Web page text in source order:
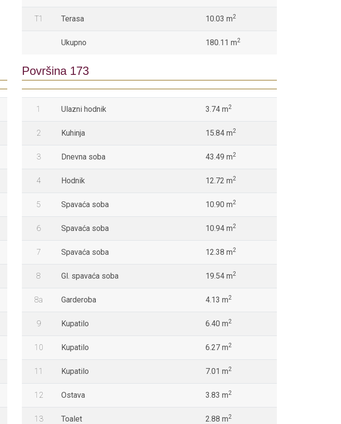
T1 Terasa 10.03 m2
Ukupno 180.11 m2
Površina 173
1 Ulazni hodnik 3.74 m2
2 Kuhinja 15.84 m2
3 Dnevna soba 43.49 m2
4 Hodnik 12.72 m2
5 Spavaća soba 10.90 m2
6 Spavaća soba 10.94 m2
7 Spavaća soba 12.38 m2
8 Gl. spavaća soba 19.54 m2
8a Garderoba 4.13 m2
9 Kupatilo 6.40 m2
10 Kupatilo 6.27 m2
11 Kupatilo 7.01 m2
12 Ostava 3.83 m2
13 Toalet 2.88 m2